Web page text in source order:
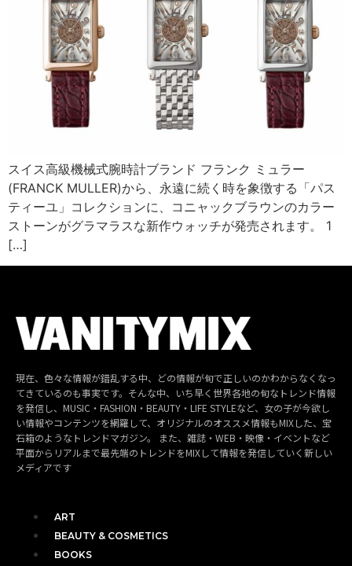
スイス高級機械式腕時計ブランド フランク ミュラー
(FRANCK MULLER)から、永遠に続く時を象徴する「パス
ティーユ」コレクションに、コニャックブラウンのカラー
ストーンがグラマラスな新作ウォッチが発売されます。 1
[…]
現在、色々な情報が錯乱する中、どの情報が旬で正しいのかわからなくなっ
てきているのも事実です。そんな中、いち早く世界各地の旬なトレンド情報
を発信し、MUSIC・FASHION・BEAUTY・LIFE STYLEなど、女の子が今欲し
い情報やコンテンツを網羅して、オリジナルのオススメ情報もMIXした、宝
石箱のようなトレンドマガジン。 また、雑誌・WEB・映像・イベントなど
平面からリアルまで最先端のトレンドをMIXして情報を発信していく新しい
メディアです
ART
BEAUTY & COSMETICS
BOOKS